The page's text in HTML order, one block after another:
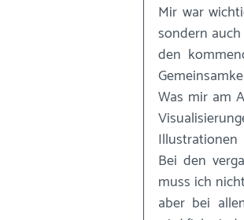
Mir war
sondern
den
Was mir am
Bei den
muss ich
aber bei